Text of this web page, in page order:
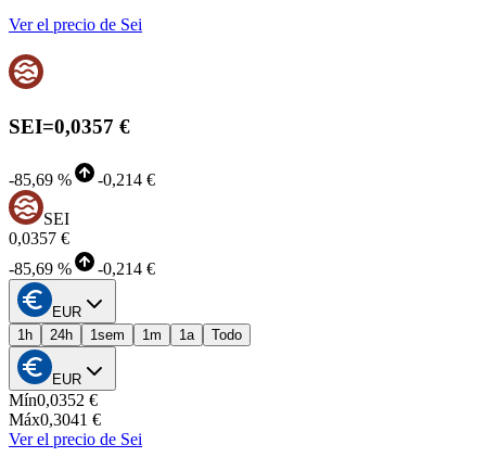
Ver el precio de Sei
SEI=0,0357 €
-85,69 % -0,214 €
SEI
0,0357 €
-85,69 % -0,214 €
EUR
1h
24h 1sem 1m 1a Todo
EUR
Mín0,0352 €
Máx0,3041 €
Ver el precio de Sei